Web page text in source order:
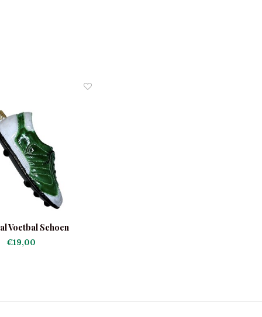
Voetbal Schoen
€19,00